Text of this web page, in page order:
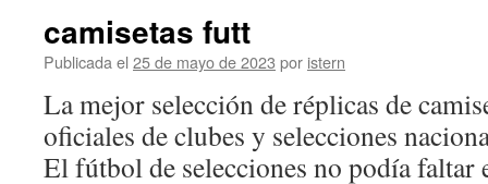
camisetas futt
Publicada el 25 de mayo de 2023 por istern
La mejor selección de réplicas de
oficiales de clubes y selecciones
El fútbol de selecciones no podía faltar